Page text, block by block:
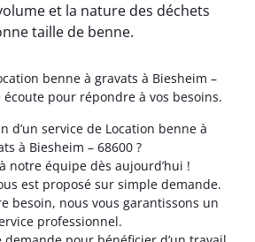
et la nature des déchets
taille de benne.
benne à gravats à Biesheim –
écoute pour répondre à vos besoins.
d’un service de Location benne à
à Biesheim – 68600 ?
notre équipe dès aujourd’hui !
est proposé sur simple demande.
besoin, nous vous garantissons un
professionnel.